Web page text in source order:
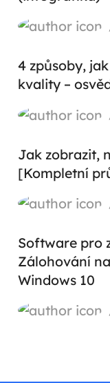
4 způsoby,
kvality –
Jak zobrazit,
[Kompletní
Software pro
Zálohování
Windows 10